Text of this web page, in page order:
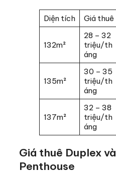
Diện tích Giá thuê
132m²
28 – 32
triệu/th
áng
135m²
30 – 35
triệu/th
áng
137m²
32 – 38
triệu/th
áng
Giá thuê Duplex và
Penthouse